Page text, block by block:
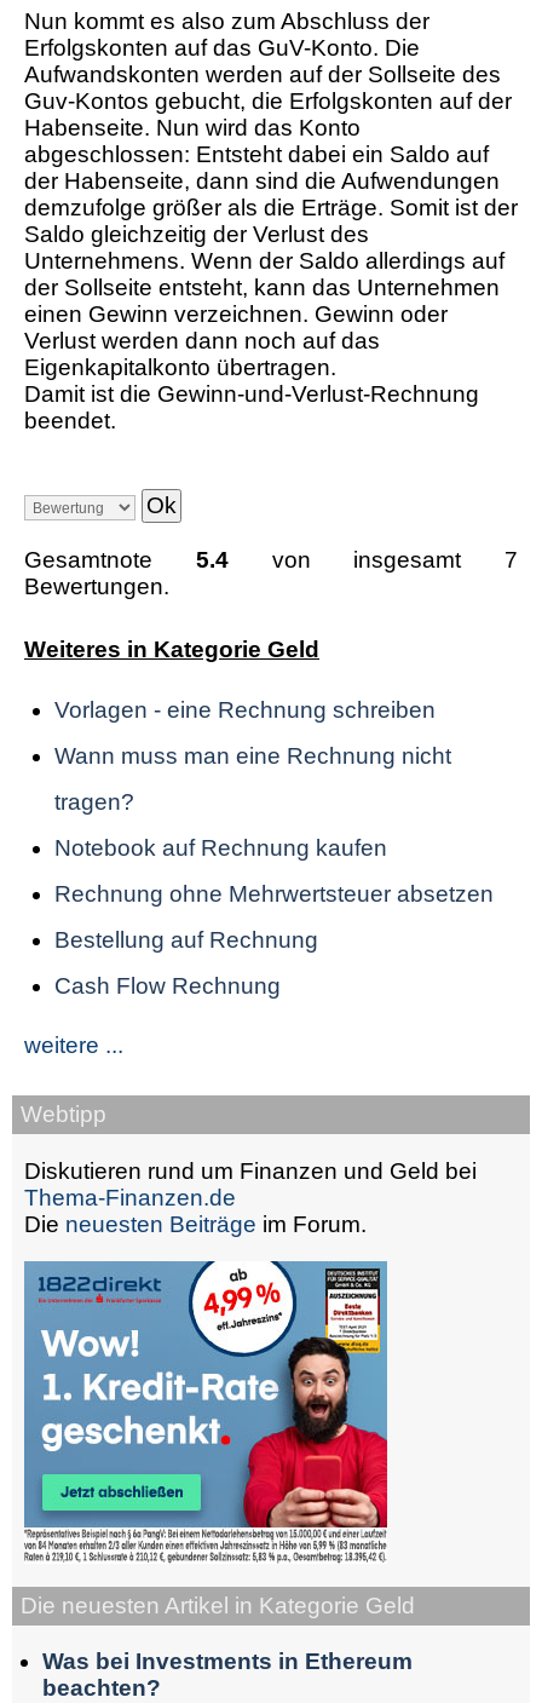
Nun kommt es also zum Abschluss der
Erfolgskonten auf das GuV-Konto. Die
Aufwandskonten werden auf der Sollseite des
Guv-Kontos gebucht, die Erfolgskonten auf der
Habenseite. Nun wird das Konto
abgeschlossen: Entsteht dabei ein Saldo auf
der Habenseite, dann sind die Aufwendungen
demzufolge größer als die Erträge. Somit ist der
Saldo gleichzeitig der Verlust des
Unternehmens. Wenn der Saldo allerdings auf
der Sollseite entsteht, kann das Unternehmen
einen Gewinn verzeichnen. Gewinn oder
Verlust werden dann noch auf das
Eigenkapitalkonto übertragen.
Damit ist die Gewinn-und-Verlust-Rechnung
beendet.
Gesamtnote 5.4von insgesamt 7
Bewertungen.
Weiteres in Kategorie Geld
Vorlagen - eine Rechnung schreiben
Wann muss man eine Rechnung nicht
tragen?
Notebook auf Rechnung kaufen
Rechnung ohne Mehrwertsteuer absetzen
Bestellung auf Rechnung
Cash Flow Rechnung
weitere ...
Webtipp
Diskutieren rund um Finanzen und Geld bei
Thema-Finanzen.de
Die neuesten Beiträge im Forum.
Die neuesten Artikel in Kategorie Geld
Was bei Investments in Ethereum
beachten?